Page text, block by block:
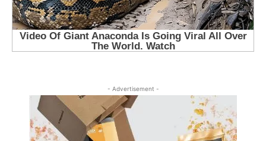
- Advertisement -